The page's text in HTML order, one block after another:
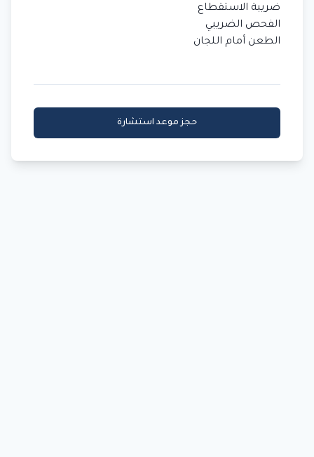
ضريبة الاستقطاع
الفحص الضريبي
الطعن أمام اللجان
حجز موعد استشارة